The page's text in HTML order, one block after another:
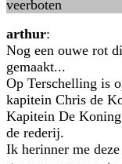
veerboten
arthur:
Nog een ouwe rot
gemaakt...
Op Terschelling is
kapitein Chris de
Kapitein De
de rederij.
Ik herinner me